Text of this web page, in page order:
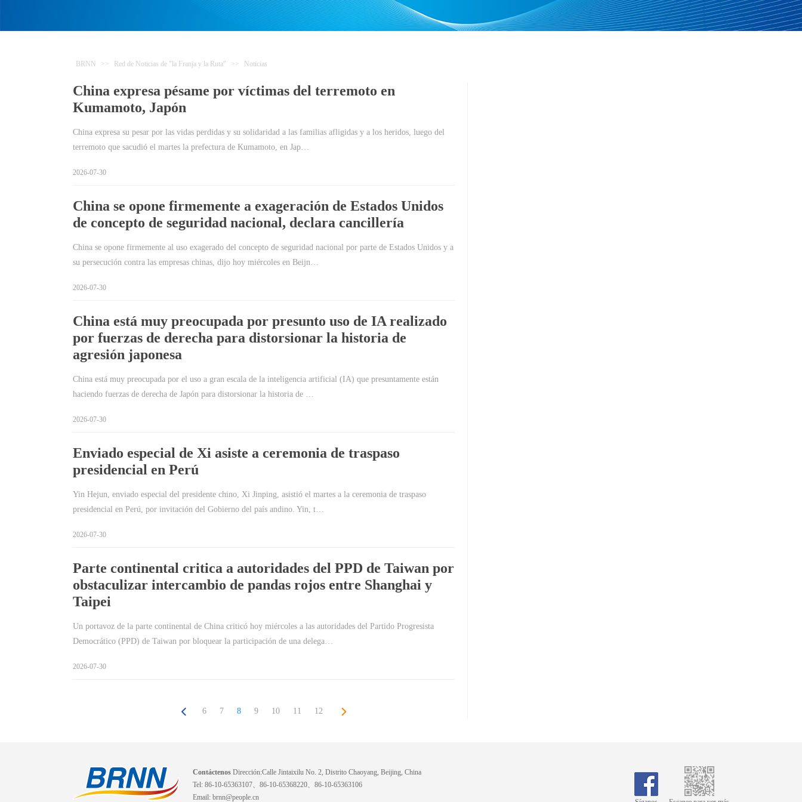
BRNN >> Red de Noticias de "la Franja y la Ruta" >> Noticias
China expresa pésame por víctimas del terremoto en
Kumamoto, Japón
China expresa su pesar por las vidas perdidas y su solidaridad a las familias afligidas y a los heridos, luego del
terremoto que sacudió el martes la prefectura de Kumamoto, en Jap…
2026-07-30
China se opone firmemente a exageración de Estados Unidos
de concepto de seguridad nacional, declara cancillería
China se opone firmemente al uso exagerado del concepto de seguridad nacional por parte de Estados Unidos y a
su persecución contra las empresas chinas, dijo hoy miércoles en Beijn…
2026-07-30
China está muy preocupada por presunto uso de IA realizado
por fuerzas de derecha para distorsionar la historia de
agresión japonesa
China está muy preocupada por el uso a gran escala de la inteligencia artificial (IA) que presuntamente están
haciendo fuerzas de derecha de Japón para distorsionar la historia de …
2026-07-30
Enviado especial de Xi asiste a ceremonia de traspaso
presidencial en Perú
Yin Hejun, enviado especial del presidente chino, Xi Jinping, asistió el martes a la ceremonia de traspaso
presidencial en Perú, por invitación del Gobierno del país andino. Yin, t…
2026-07-30
Parte continental critica a autoridades del PPD de Taiwan por
obstaculizar intercambio de pandas rojos entre Shanghai y
Taipei
Un portavoz de la parte continental de China criticó hoy miércoles a las autoridades del Partido Progresista
Democrático (PPD) de Taiwan por bloquear la participación de una delega…
2026-07-30
6 7 8 9 10 11 12
Contáctenos Dirección:Calle Jintaixilu No. 2, Distrito Chaoyang, Beijing, China
Tel: 86-10-65363107、86-10-65368220、86-10-65363106
Email: brnn@people.cn